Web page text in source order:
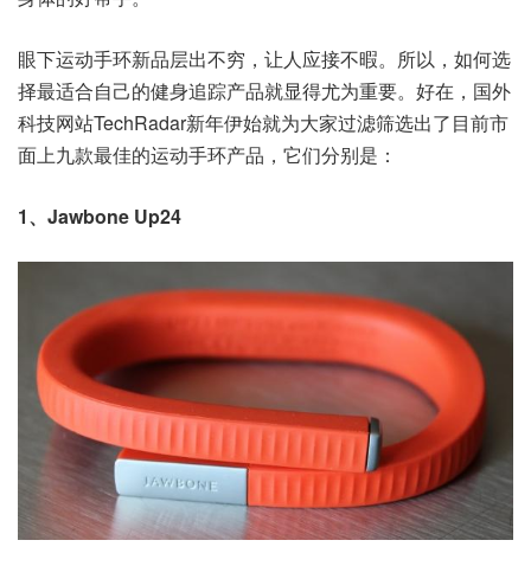
眼下运动手环新品层出不穷，让人应接不暇。所以，如何选
择最适合自己的健身追踪产品就显得尤为重要。好在，国外
科技网站TechRadar新年伊始就为大家过滤筛选出了目前市
面上九款最佳的运动手环产品，它们分别是：
1、Jawbone Up24